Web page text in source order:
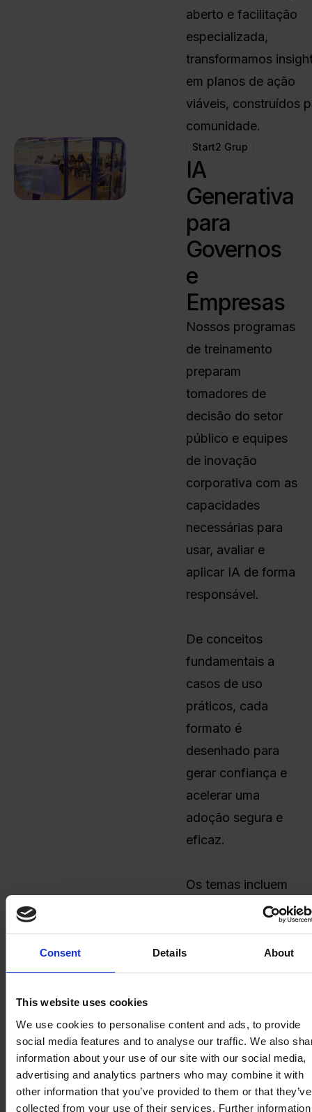
Consent Details About
This website uses cookies
We use cookies to personalise content and ads, to provide
social media features and to analyse our traffic. We also
information about your use of our site with our social media,
advertising and analytics partners who may combine it with
other information that you’ve provided to them or that they’ve
collected from your use of their services. Further information
aberto e facilitação
especializada,
transformamos
em planos de ação
viáveis, construídos
comunidade.
Start2 Grup
IA
Generativa
para
Governos
e
Empresas
Nossos programas
de treinamento
preparam
tomadores de
decisão do setor
público e equipes
de inovação
corporativa com as
capacidades
necessárias para
usar, avaliar e
aplicar IA de forma
responsável.
De conceitos
fundamentais a
casos de uso
práticos, cada
formato é
desenhado para
gerar confiança e
acelerar uma
adoção segura e
eficaz.
Os temas incluem
IA generativa para
aplicada à
eficiência
riscos e
regulamentação na
era dos LLMs.
Start2 Grup